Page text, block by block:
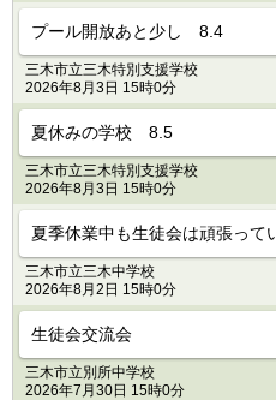
プール開放あと少し 8.4
三木市立三木特別支援学校
2026年8月3日 15時0分
夏休みの学校 8.5
三木市立三木特別支援学校
2026年8月3日 15時0分
夏季休業中も生徒会は頑張っ
三木市立三木中学校
2026年8月2日 15時0分
生徒会交流会
三木市立別所中学校
2026年7月30日 15時0分